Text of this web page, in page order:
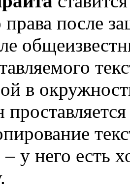
права после
в
у него есть